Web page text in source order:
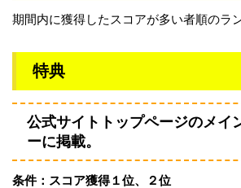
期間内に獲得したスコアが多い者順のラ
特典
公式サイトトップページのメイ
ーに掲載。
条件：スコア獲得１位、２位